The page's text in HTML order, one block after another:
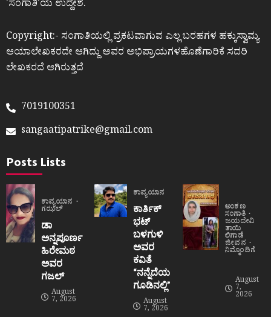
ʼಸಂಗಾತಿʼಯ ಉದ್ದೇಶ.
Copyright:- ಸಂಗಾತಿಯಲ್ಲಿ ಪ್ರಕಟವಾಗುವ ಎಲ್ಲ ಬರಹಗಳ ಹಕ್ಕುಸ್ವಾಮ್ಯ
ಆಯಾಲೇಖಕರದೇ ಆಗಿದ್ದು ಅವರ ಅಭಿಪ್ರಾಯಗಳಹೊಣೆಗಾರಿಕೆ ಸದರಿ
ಲೇಖಕರದೆ ಆಗಿರುತ್ತದೆ
7019100351
sangaatipatrike@gmail.com
Posts Lists
ಕಾವ್ಯಯಾನ
ಗಝಲ್
ಡಾ
ಅನ್ನಪೂರ್ಣ
ಹಿರೇಮಠ
ಅವರ
ಗಜಲ್
August
7, 2026
ಕಾವ್ಯಯಾನ
ಕಾರ್ತಿಕ್
ಭಟ್
ಬಳಗುಳಿ
ಅವರ
ಕವಿತೆ
“ನನ್ನೆದೆಯ
ಗೂಡಿನಲ್ಲಿ”
August
7, 2026
ಅಂಕಣ
ಸಂಗಾತಿ
ಜಯದೇವಿ
ತಾಯಿ
ಲಿಗಾಡೆ
ಜೀವನ
ನಿಮ್ಮೊಂದಿಗೆ
August
7,
2026